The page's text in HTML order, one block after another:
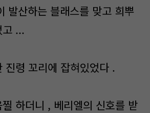
발산하는 블래스를 맞고 희뿌
고 ...
진령 꼬리에 잡혀있었다 .
하더니 , 베리엘의 신호를 받